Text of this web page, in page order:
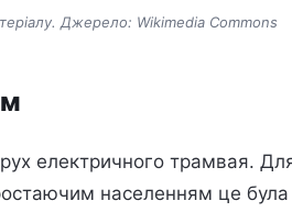
Джерело: Wikimedia Commons
електричного трамвая.
населенням це була